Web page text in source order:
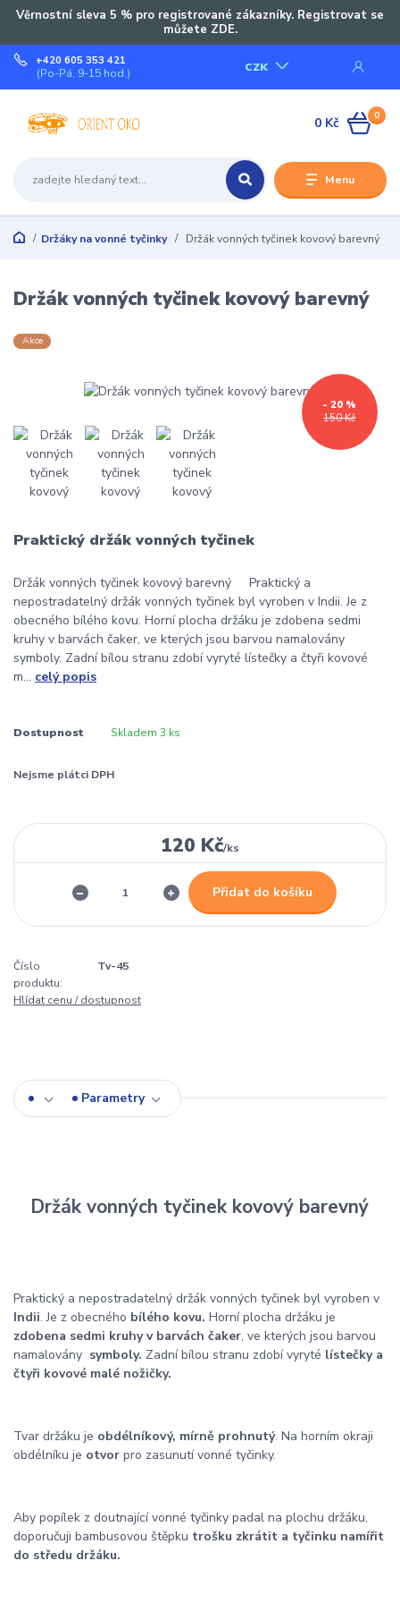
Věrnostní sleva 5 % pro registrované zákazníky. Registrovat se
můžete ZDE.
Menu
CZK
+420 605 353 421
(Po-Pá, 9-15 hod.)
0
0 Kč
Držáky na vonné tyčinky Držák vonných tyčinek kovový barevný
Držák vonných tyčinek kovový barevný
Akce
150 Kč
- 20 %
Praktický držák vonných tyčinek
Držák vonných tyčinek kovový barevný Praktický a
nepostradatelný držák vonných tyčinek byl vyroben v Indii. Je z
obecného bílého kovu. Horní plocha držáku je zdobena sedmi
kruhy v barvách čaker, ve kterých jsou barvou namalovány
symboly. Zadní bílou stranu zdobí vyryté lístečky a čtyři kovové
m... celý popis
Dostupnost Skladem 3 ks
Nejsme plátci DPH
120 Kč/ks
Přidat do košíku
Číslo
produktu:
Tv-45
Hlídat cenu / dostupnost
Parametry
Držák vonných tyčinek kovový barevný
Praktický a nepostradatelný držák vonných tyčinek byl vyroben v
Indii. Je z obecného bílého kovu. Horní plocha držáku je
zdobena sedmi kruhy v barvách čaker, ve kterých jsou barvou
namalovány symboly. Zadní bílou stranu zdobí vyryté lístečky a
čtyři kovové malé nožičky.
Tvar držáku je obdélníkový, mírně prohnutý. Na horním okraji
obdélníku je otvor pro zasunutí vonné tyčinky.
Aby popílek z doutnající vonné tyčinky padal na plochu držáku,
doporučuji bambusovou štěpku trošku zkrátit a tyčinku namířit
do středu držáku.